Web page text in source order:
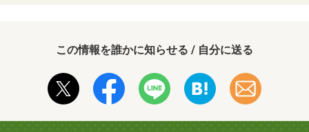
この情報を誰かに知らせる / 自分に送る